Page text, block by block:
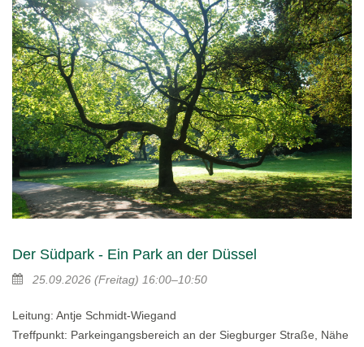
Der Südpark - Ein Park an der Düssel
25.09.2026 (Freitag) 16:00–10:50
Leitung: Antje Schmidt-Wiegand
Treffpunkt: Parkeingangsbereich an der Siegburger Straße, Nähe